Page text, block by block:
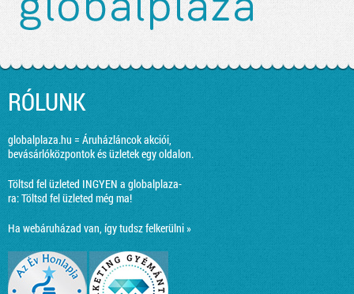
RÓLUNK
globalplaza.hu = Áruházláncok akciói,
bevásárlóközpontok és üzletek egy oldalon.
Töltsd fel üzleted INGYEN a globalplaza-
ra:Töltsd fel üzleted még ma!
Ha webáruházad van, így tudsz felkerülni »